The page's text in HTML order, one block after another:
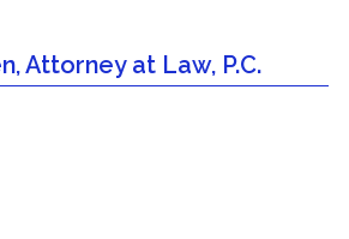
Attorney at Law, P.C.